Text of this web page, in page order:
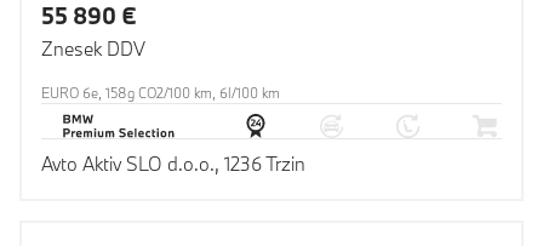
55 890 €
Znesek DDV
EURO 6e, 158g CO2/100 km, 6l/100 km
Avto Aktiv SLO d.o.o., 1236 Trzin